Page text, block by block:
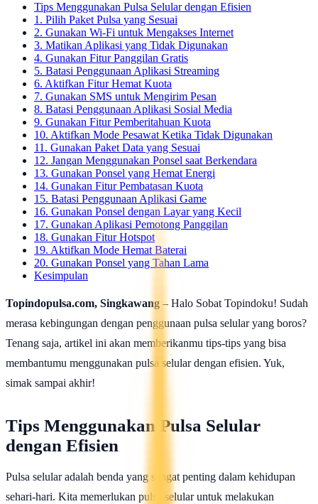
Tips Menggunakan Pulsa Selular dengan Efisien
1. Pilih Paket Pulsa yang Sesuai
2. Gunakan Wi-Fi untuk Mengakses Internet
3. Matikan Aplikasi yang Tidak Digunakan
4. Gunakan Fitur Panggilan Gratis
5. Batasi Penggunaan Aplikasi Streaming
6. Aktifkan Fitur Hemat Kuota
7. Gunakan SMS untuk Mengirim Pesan
8. Batasi Penggunaan Aplikasi Sosial Media
9. Gunakan Fitur Pemberitahuan Kuota
10. Aktifkan Mode Pesawat Ketika Tidak Digunakan
11. Gunakan Paket Data yang Sesuai
12. Jangan Menggunakan Ponsel saat Berkendara
13. Gunakan Ponsel yang Hemat Energi
14. Gunakan Fitur Pembatasan Kuota
15. Batasi Penggunaan Aplikasi Game
16. Gunakan Ponsel dengan Layar yang Kecil
17. Gunakan Aplikasi Pemotong Panggilan
18. Gunakan Fitur Hotspot
19. Aktifkan Mode Hemat Baterai
20. Gunakan Ponsel yang Tahan Lama
Kesimpulan
Topindopulsa.com, Singkawang – Halo Sobat Topindoku! Sudah
merasa kebingungan dengan penggunaan pulsa selular yang boros?
Tenang saja, artikel ini akan memberikanmu tips-tips yang bisa
membantumu menggunakan pulsa selular dengan efisien. Yuk,
simak sampai akhir!
Tips Menggunakan Pulsa Selular
dengan Efisien
Pulsa selular adalah benda yang sangat penting dalam kehidupan
sehari-hari. Kita memerlukan pulsa selular untuk melakukan